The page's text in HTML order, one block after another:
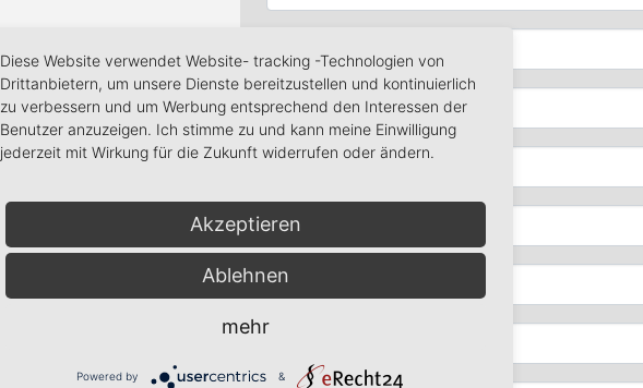
Diese Website verwendet Website- tracking -Technologien von
Drittanbietern, um unsere Dienste bereitzustellen und kontinuierlich
zu verbessern und um Werbung entsprechend den Interessen der
Benutzer anzuzeigen. Ich stimme zu und kann meine Einwilligung
jederzeit mit Wirkung für die Zukunft widerrufen oder ändern.
Akzeptieren
Ablehnen
mehr
Powered by &